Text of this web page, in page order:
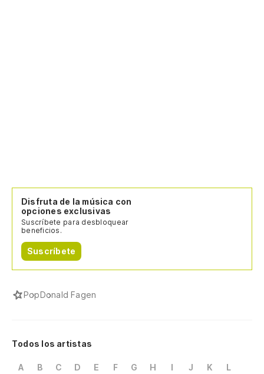
Disfruta de la música con
opciones exclusivas
Suscríbete para desbloquear
beneficios.
Suscríbete
PopDonald Fagen
Todos los artistas
A B C D E F G H I J K
L